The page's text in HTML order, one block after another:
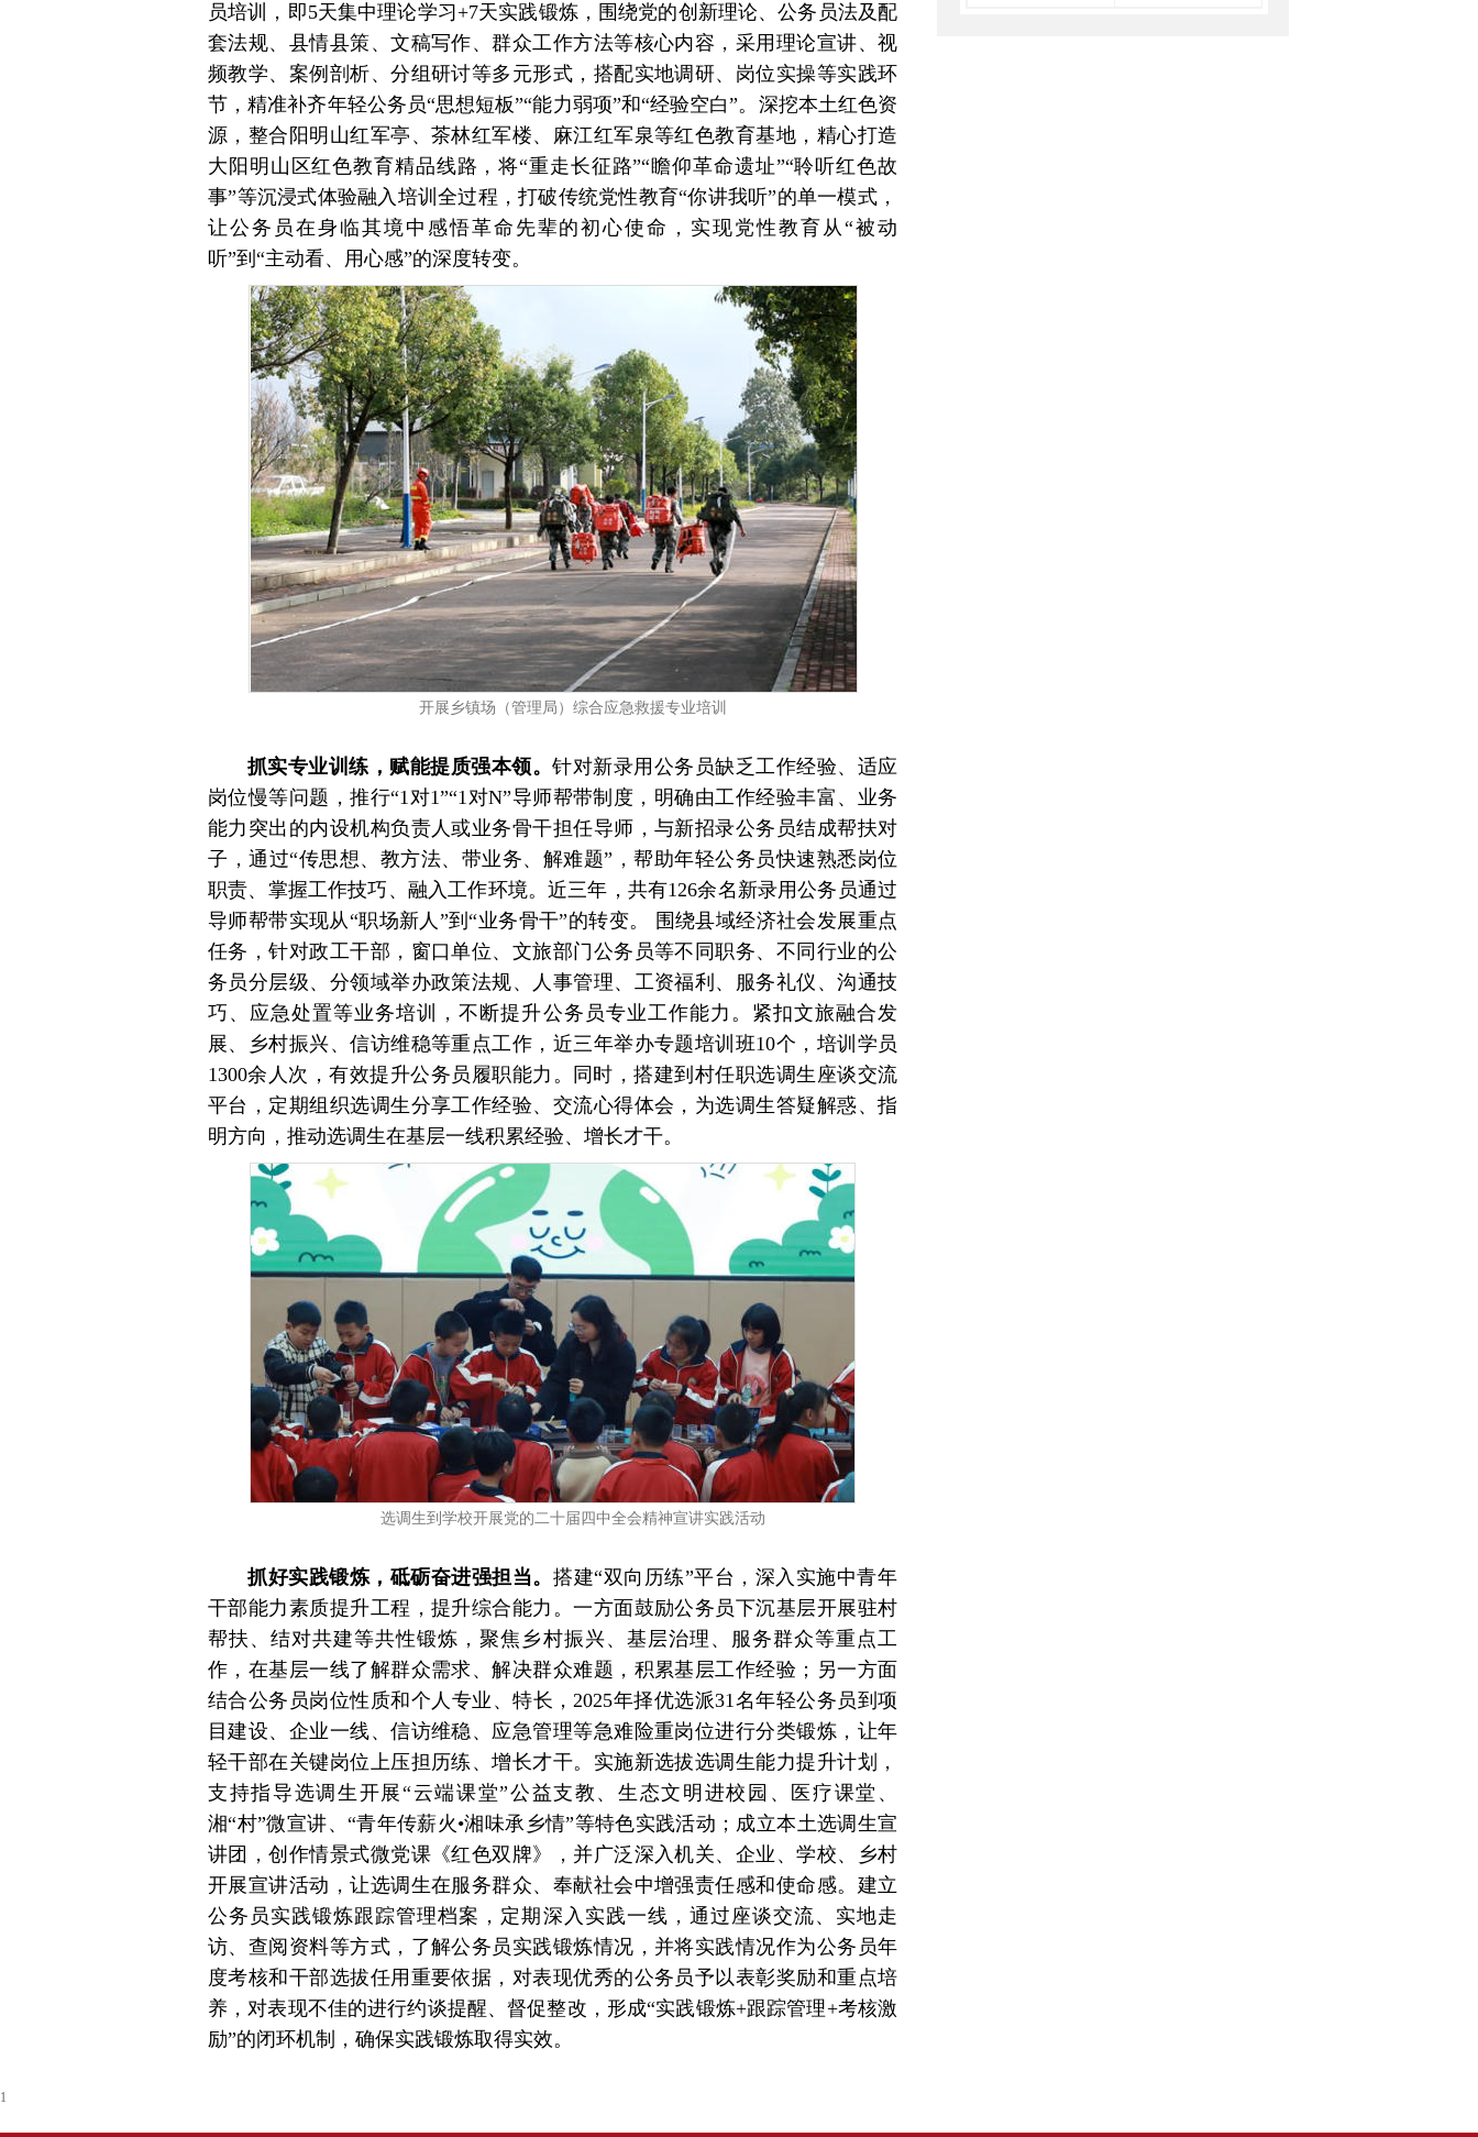
员培训，即5天集中理论学习+7天实践锻炼，围绕党的创新理论、公务员法及配
套法规、县情县策、文稿写作、群众工作方法等核心内容，采用理论宣讲、视
频教学、案例剖析、分组研讨等多元形式，搭配实地调研、岗位实操等实践环
节，精准补齐年轻公务员“思想短板”“能力弱项”和“经验空白”。深挖本土红色资
源，整合阳明山红军亭、茶林红军楼、麻江红军泉等红色教育基地，精心打造
大阳明山区红色教育精品线路，将“重走长征路”“瞻仰革命遗址”“聆听红色故
事”等沉浸式体验融入培训全过程，打破传统党性教育“你讲我听”的单一模式，
让公务员在身临其境中感悟革命先辈的初心使命，实现党性教育从“被动
听”到“主动看、用心感”的深度转变。
开展乡镇场（管理局）综合应急救援专业培训
抓实专业训练，赋能提质强本领。针对新录用公务员缺乏工作经验、适应
岗位慢等问题，推行“1对1”“1对N”导师帮带制度，明确由工作经验丰富、业务
能力突出的内设机构负责人或业务骨干担任导师，与新招录公务员结成帮扶对
子，通过“传思想、教方法、带业务、解难题”，帮助年轻公务员快速熟悉岗位
职责、掌握工作技巧、融入工作环境。近三年，共有126余名新录用公务员通过
导师帮带实现从“职场新人”到“业务骨干”的转变。 围绕县域经济社会发展重点
任务，针对政工干部，窗口单位、文旅部门公务员等不同职务、不同行业的公
务员分层级、分领域举办政策法规、人事管理、工资福利、服务礼仪、沟通技
巧、应急处置等业务培训，不断提升公务员专业工作能力。紧扣文旅融合发
展、乡村振兴、信访维稳等重点工作，近三年举办专题培训班10个，培训学员
1300余人次，有效提升公务员履职能力。同时，搭建到村任职选调生座谈交流
平台，定期组织选调生分享工作经验、交流心得体会，为选调生答疑解惑、指
明方向，推动选调生在基层一线积累经验、增长才干。
选调生到学校开展党的二十届四中全会精神宣讲实践活动
抓好实践锻炼，砥砺奋进强担当。 搭建“双向历练”平台，深入实施中青年
干部能力素质提升工程，提升综合能力。一方面鼓励公务员下沉基层开展驻村
帮扶、结对共建等共性锻炼，聚焦乡村振兴、基层治理、服务群众等重点工
作，在基层一线了解群众需求、解决群众难题，积累基层工作经验；另一方面
结合公务员岗位性质和个人专业、特长，2025年择优选派31名年轻公务员到项
目建设、企业一线、信访维稳、应急管理等急难险重岗位进行分类锻炼，让年
轻干部在关键岗位上压担历练、增长才干。实施新选拔选调生能力提升计划，
支持指导选调生开展“云端课堂”公益支教、生态文明进校园、医疗课堂、
湘“村”微宣讲、“青年传薪火•湘味承乡情”等特色实践活动；成立本土选调生宣
讲团，创作情景式微党课《红色双牌》，并广泛深入机关、企业、学校、乡村
开展宣讲活动，让选调生在服务群众、奉献社会中增强责任感和使命感。建立
公务员实践锻炼跟踪管理档案，定期深入实践一线，通过座谈交流、实地走
访、查阅资料等方式，了解公务员实践锻炼情况，并将实践情况作为公务员年
度考核和干部选拔任用重要依据，对表现优秀的公务员予以表彰奖励和重点培
养，对表现不佳的进行约谈提醒、督促整改，形成“实践锻炼+跟踪管理+考核激
励”的闭环机制，确保实践锻炼取得实效。
1